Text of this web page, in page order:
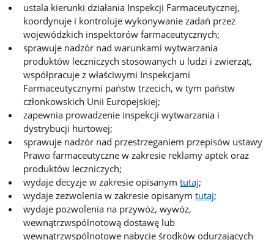
ustala kierunki działania Inspekcji Farmaceutycznej,
koordynuje i kontroluje wykonywanie zadań przez
wojewódzkich inspektorów farmaceutycznych;
sprawuje nadzór nad warunkami wytwarzania
produktów leczniczych stosowanych u ludzi i zwierząt,
współpracuje z właściwymi Inspekcjami
Farmaceutycznymi państw trzecich, w tym państw
członkowskich Unii Europejskiej;
zapewnia prowadzenie inspekcji wytwarzania i
dystrybucji hurtowej;
sprawuje nadzór nad przestrzeganiem przepisów ustawy
Prawo farmaceutyczne w zakresie reklamy aptek oraz
produktów leczniczych;
wydaje decyzje w zakresie opisanymtutaj;
wydaje zezwolenia w zakresie opisanymtutaj;
wydaje pozwolenia na przywóz, wywóz,
wewnątrzwspólnotową dostawę lub
wewnątrzwspólnotowe nabycie środków odurzających